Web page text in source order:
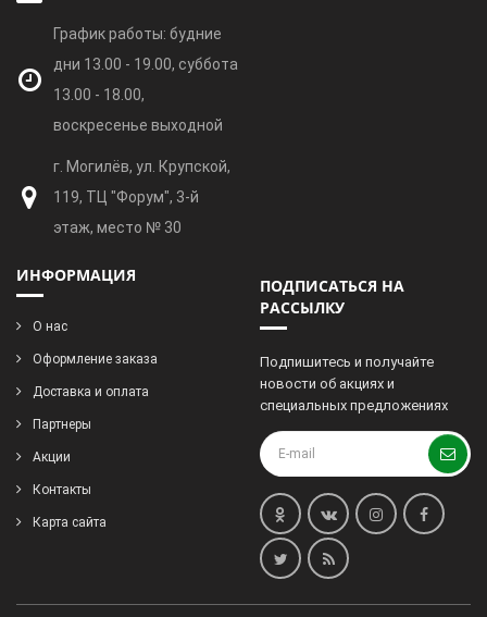
График работы: будние
дни 13.00 - 19.00, суббота
13.00 - 18.00,
воскресенье выходной
г. Могилёв, ул. Крупской,
119, ТЦ "Форум", 3-й
этаж, место № 30
ИНФОРМАЦИЯ
О нас
Оформление заказа
Доставка и оплата
Партнеры
Акции
Контакты
Карта сайта
ПОДПИСАТЬСЯ НА
РАССЫЛКУ
Подпишитесь и получайте
новости об акциях и
специальных предложениях